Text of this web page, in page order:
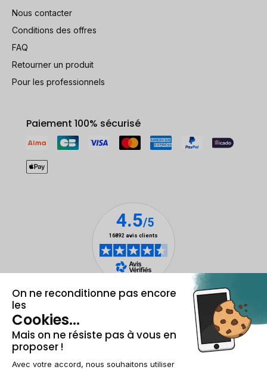
Nous contacter
Conditions des offres
FAQ
Retourner un produit
Pour les professionnels
Paiement 100% sécurisé
Mentions légales et CGUGestion des cookies